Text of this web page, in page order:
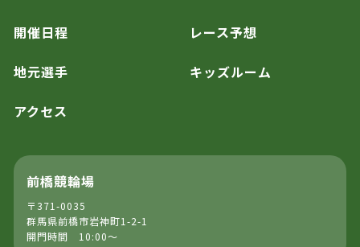
開催日程 レース予想
地元選手 キッズルーム
アクセス
前橋競輪場
〒371-0035
群馬県前橋市岩神町1-2-1
開門時間 10:00～